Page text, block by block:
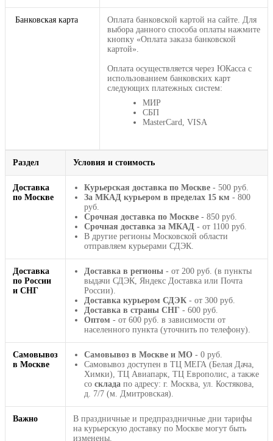
Банковская карта
Оплата банковской картой на сайте. Для
выбора данного способа оплаты нажмите
кнопку «Оплата заказа банковской
картой».
Оплата осуществляется через ЮКасса с
использованием банковских карт
следующих платежных систем:
МИР
СБП
MasterCard, VISA
Раздел Условия и стоимость
Доставка
по Москве
Курьерская доставка по Москве - 500 руб.
За МКАД курьером в пределах 15 км - 800
руб.
Срочная доставка по Москве - 850 руб.
Срочная доставка за МКАД - от 1100 руб.
В другие регионы Московской области
отправляем курьерами СДЭК.
Доставка
по России
и СНГ
Доставка в регионы - от 200 руб. (в пункты
выдачи СДЭК, Яндекс Доставка или Почта
России).
Доставка курьером СДЭК - от 300 руб.
Доставка в страны СНГ - 600 руб.
Оптом - от 600 руб. в зависимости от
населенного пункта (уточнить по телефону).
Самовывоз
в Москве
Самовывоз в Москве и МО - 0 руб.
Самовывоз доступен в ТЦ МЕГА (Белая Дача,
Химки), ТЦ Авиапарк, ТЦ Европолис, а также
со склада по адресу: г. Москва, ул. Костякова,
д. 7/7 (м. Дмитровская).
Важно
В праздничные и предпраздничные дни тарифы
на курьерскую доставку по Москве могут быть
изменены.